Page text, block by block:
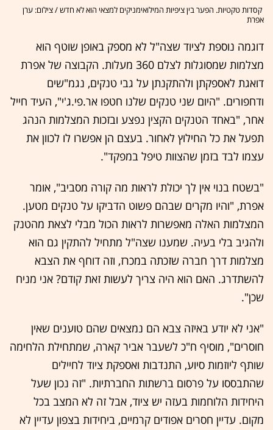
קסדות טקטיות. הפער בין ציפיות המילואימניקים למצאי הוא לא חדש / צילום: ערן
אפרת
דוגמה נוספת לציוד שצה"ל לא מספק באופן שוטף הוא
מצלמות שמסוגלות לצלם 360 מעלות. הקבוצה של אפרת
דואגת לאספקתן ולהתקנתן על גבי טנקים, נגמ"שים
ודחפורים. "היום שני טנקים שלנו חטפו אר.פי.ג'י", העיד חייל
אחר, "באחד הטנקים הקצין נפצע ובזכות המצלמות הנהג
תפעל את כל החילוץ לאחור. בעצם הן אפשרו לו לכוון את
עצמו לבד בזמן שהצוות טיפל במפקד".
"בשטח בנוי אין לך יכולת לראות מה קורה מסביב", אומר
אפרת, "והיו מקרים שבהם פשוט הדביקו על טנקים מטען.
המצלמות האלה מאפשרות לראות הכול מבלי לצאת מהטנק
ולהגיב בלי בעיה. שמענו שצה"ל מתחיל להתקין גם הוא
מצלמות דרך חברה שזכתה במכרז, וזה דוחף את הצבא
להשתדרג. האם הוא היה צריך לעשות זאת קודם? אני מניח
שכן".
"אני לא יודע באיזה צבא הם נמצאים שהם טוענים שאין
חוסרים", מוסיף ח"כ לשעבר אביר קארה, שמתחילת הלחימה
שותף ליוזמות סיוע, התנדבות ואספקת ציוד לחיילים
שהתבססו על פרסום ברשתות החברתיות. "זה נכון שעל
היחידות הלוחמות בעזה יש ציוד, אבל זה לא המצב בכל
מקום. עדיין חסרים אפודים קרמיים, ביחידות בצפון עדיין לא